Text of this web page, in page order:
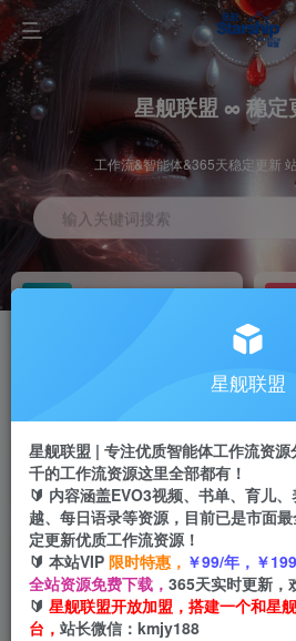
星舰联盟 ∞ 稳定
工作流&智能体&365天稳定更新
输入关键词搜索
加入会员
每周免费工作流体验
站长招募
推荐
项目周期预估10年
星舰联盟
星舰联盟 | 专注优质智能体工作流资
千的工作流资源这里全部都有！
🔰 内容涵盖EVO3视频、书单、育儿
越、每日语录等资源，目前已是市面
定更新优质工作流资源！
🔰 本站VIP 限时特惠， ￥99/年，￥
全站资源免费下载， 365天实时更新，
🔰 星舰联盟开放加盟，搭建一个和星
台， 站长微信：kmjy188